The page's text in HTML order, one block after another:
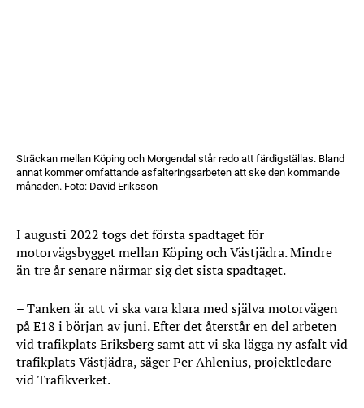
Sträckan mellan Köping och Morgendal står redo att färdigställas. Bland
annat kommer omfattande asfalteringsarbeten att ske den kommande
månaden. Foto: David Eriksson
I augusti 2022 togs det första spadtaget för
motorvägsbygget mellan Köping och Västjädra. Mindre
än tre år senare närmar sig det sista spadtaget.
– Tanken är att vi ska vara klara med själva motorvägen
på E18 i början av juni. Efter det återstår en del arbeten
vid trafikplats Eriksberg samt att vi ska lägga ny asfalt vid
trafikplats Västjädra, säger Per Ahlenius, projektledare
vid Trafikverket.